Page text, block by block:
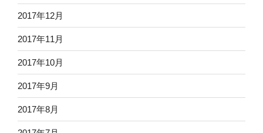
2017年12月
2017年11月
2017年10月
2017年9月
2017年8月